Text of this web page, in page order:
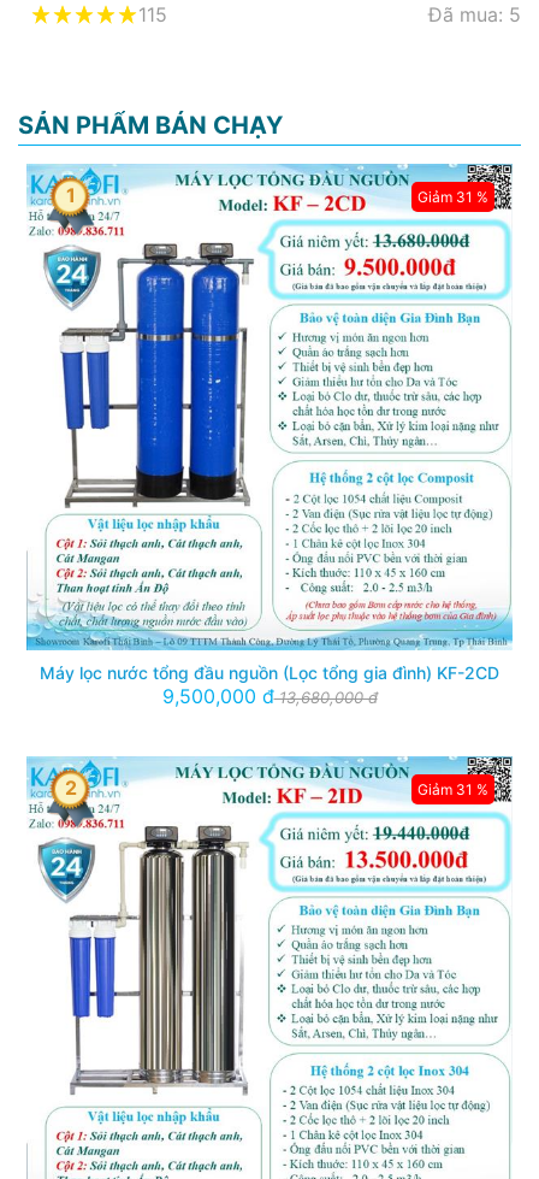
115 Đã mua: 5
SẢN PHẨM BÁN CHẠY
1
Máy lọc nước tổng đầu nguồn (Lọc tổng gia đình) KF-2CD
9,500,000 đ13,680,000 đ
Giảm 31 %
2 Giảm 31 %